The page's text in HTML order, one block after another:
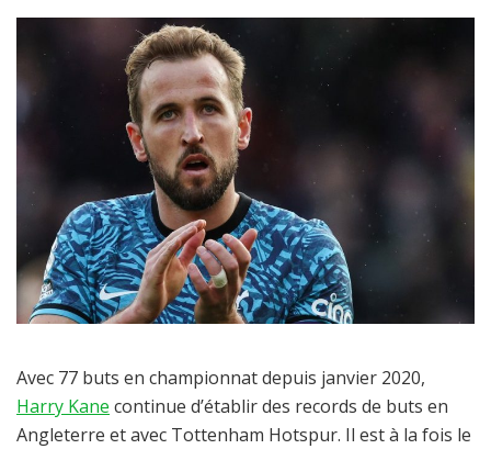
Avec 77 buts en championnat depuis janvier 2020,
Harry Kane continue d’établir des records de buts en
Angleterre et avec Tottenham Hotspur. Il est à la fois le